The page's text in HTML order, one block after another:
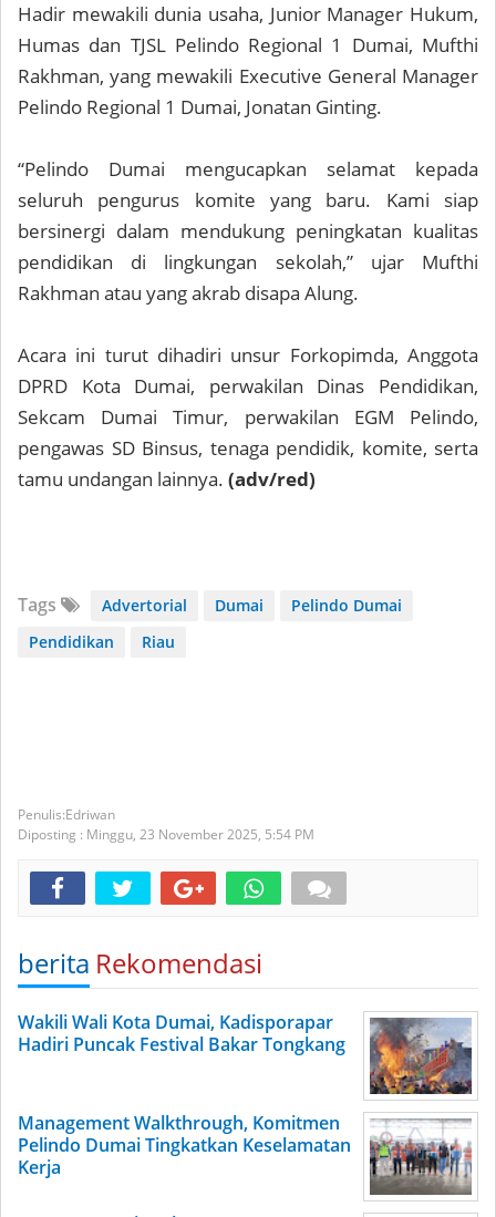
Hadir mewakili dunia usaha, Junior Manager Hukum,
Humas dan TJSL Pelindo Regional 1 Dumai, Mufthi
Rakhman, yang mewakili Executive General Manager
Pelindo Regional 1 Dumai, Jonatan Ginting.
“Pelindo Dumai mengucapkan selamat kepada
seluruh pengurus komite yang baru. Kami siap
bersinergi dalam mendukung peningkatan kualitas
pendidikan di lingkungan sekolah,” ujar Mufthi
Rakhman atau yang akrab disapa Alung.
Acara ini turut dihadiri unsur Forkopimda, Anggota
DPRD Kota Dumai, perwakilan Dinas Pendidikan,
Sekcam Dumai Timur, perwakilan EGM Pelindo,
pengawas SD Binsus, tenaga pendidik, komite, serta
tamu undangan lainnya. (adv/red)
Tags Advertorial Dumai
Pelindo Dumai
Pendidikan
Riau
Edriwan
Diposting : Minggu, 23 November 2025, 5:54 PM
berita Rekomendasi
Wakili Wali Kota Dumai, Kadisporapar
Hadiri Puncak Festival Bakar Tongkang
Management Walkthrough, Komitmen
Pelindo Dumai Tingkatkan Keselamatan
Kerja